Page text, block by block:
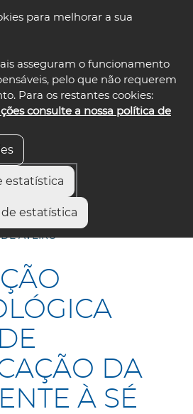
para melhorar a sua
asseguram o funcionamento
pelo que não requerem
Para os restantes cookies:
consulte a nossa política de
estatística
estatística
ANTECEDE QUALIFICAÇÃO
AVEIRO
DA
À SÉ